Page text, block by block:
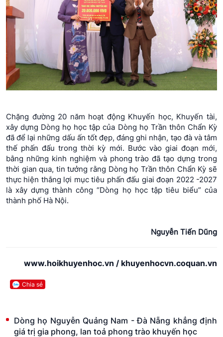
Chặng đường 20 năm hoạt động Khuyến học, Khuyến tài,
xây dựng Dòng họ học tập của Dòng họ Trần thôn Chẩn Kỳ
đã để lại những dấu ấn tốt đẹp, đáng ghi nhận, tạo đà và tâm
thế phấn đấu trong thời kỳ mới. Bước vào giai đoạn mới,
bằng những kinh nghiệm và phong trào đã tạo dựng trong
thời gian qua, tin tưởng rằng Dòng họ Trần thôn Chẩn Kỳ sẽ
thực hiện thắng lợi mục tiêu phấn đấu giai đoạn 2022 -2027
là xây dựng thành công “Dòng họ học tập tiêu biểu” của
thành phố Hà Nội.
Nguyễn Tiến Dũng
www.hoikhuyenhoc.vn / khuyenhocvn.coquan.vn
Chia sẻ
Dòng họ Nguyễn Quảng Nam - Đà Nẵng khẳng định
giá trị gia phong, lan toả phong trào khuyến học